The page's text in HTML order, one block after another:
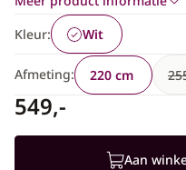
Kleur:
Wit
Afmeting: 220 cm
549,-
Aan